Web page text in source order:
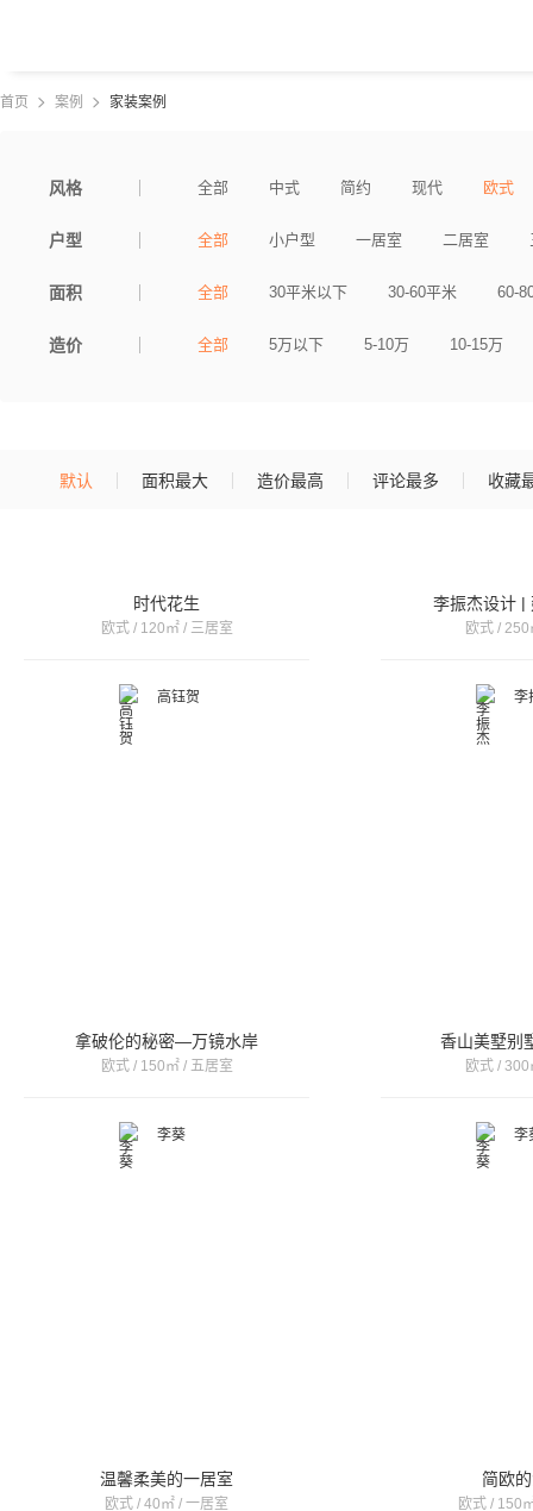
首页 案例 家装案例
风格 全部 中式 简约 现代 欧式
户型 全部 小户型 一居室 二居室
面积 全部 30平米以下 30-60平米 60-
造价 全部 5万以下 5-10万 10-15万
默认 面积最大 造价最高 评论最多 收藏
时代花生
欧式 / 120㎡ / 三居室
高钰贺
李振杰设计 |
欧式 /
李
拿破伦的秘密—万镜水岸
欧式 / 150㎡ / 五居室
李葵
香山美墅别
欧式 /
李
温馨柔美的一居室
欧式 / 40㎡ / 一居室
简欧
欧式 / 150